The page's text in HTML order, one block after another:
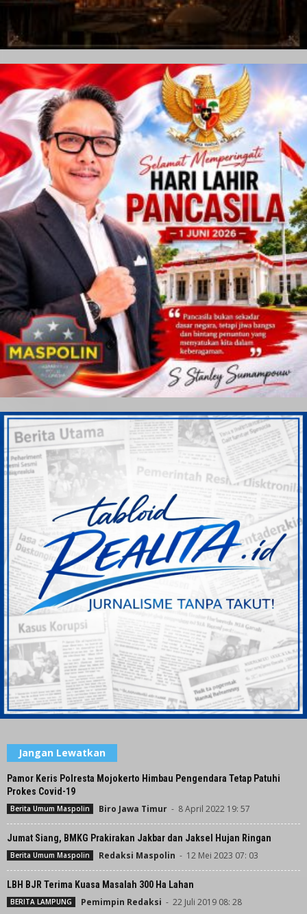
Jangan Lewatkan
Pamor Keris Polresta Mojokerto Himbau Pengendara Tetap Patuhi
Prokes Covid-19
Berita Umum Maspolin Biro Jawa Timur - 8 April 2022 19: 57
Jumat Siang, BMKG Prakirakan Jakbar dan Jaksel Hujan Ringan
Berita Umum Maspolin Redaksi Maspolin - 12 Mei 2023 07: 03
LBH BJR Terima Kuasa Masalah 300 Ha Lahan
BERITA LAMPUNG Pemimpin Redaksi - 22 Juli 2019 08: 28